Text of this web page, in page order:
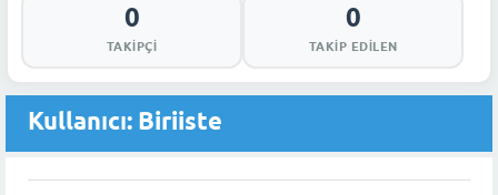
0
TAKIPÇI
0
TAKIP EDILEN
Kullanıcı: Biriiste